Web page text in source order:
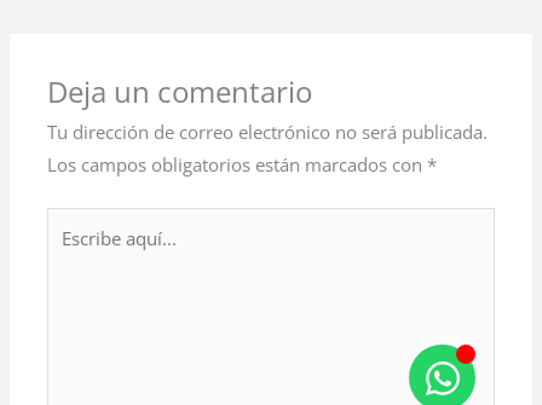
Deja un comentario
Tu dirección de correo electrónico no será publicada.
Los campos obligatorios están marcados con *